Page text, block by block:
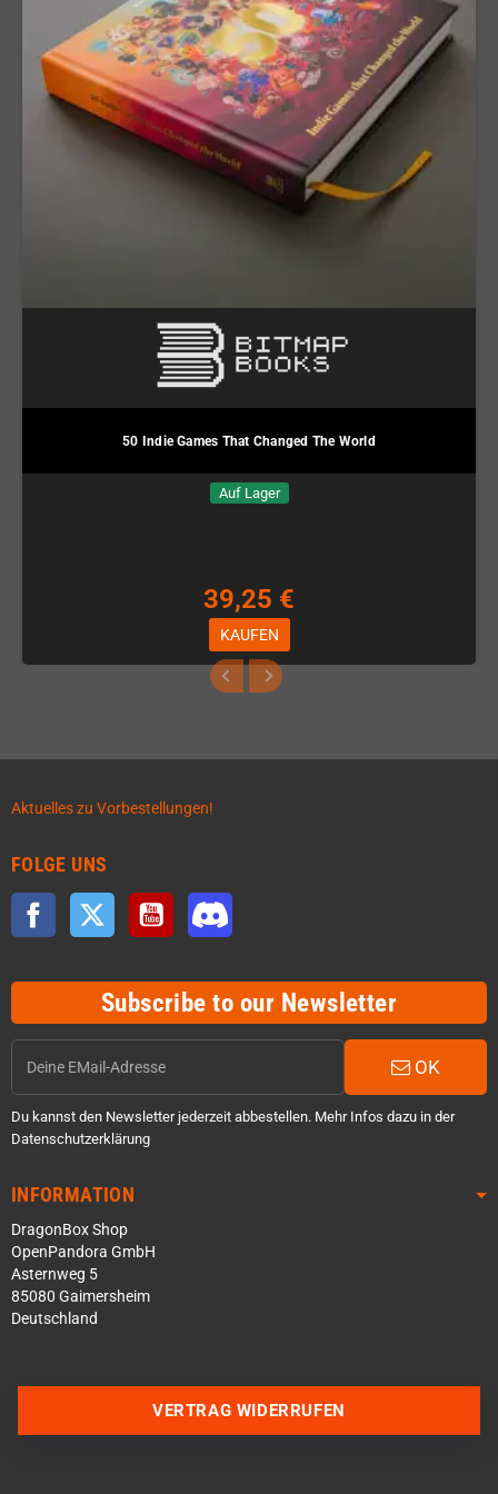
50 Indie Games That Changed The World
Auf Lager
39,25 €
KAUFEN
Aktuelles zu Vorbestellungen!
FOLGE UNS
Facebook Twitter YouTube
Subscribe to our Newsletter
OK
Du kannst den Newsletter jederzeit abbestellen. Mehr Infos dazu in der
Datenschutzerklärung
INFORMATION
DragonBox Shop
OpenPandora GmbH
Asternweg 5
85080 Gaimersheim
Deutschland
Über WhatsApp schreiben
VERTRAG WIDERRUFEN